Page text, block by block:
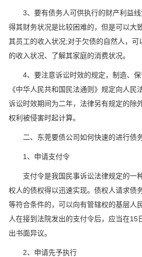
3、要有债务人可供执行的财产利益线
得其财务状况是比较困难的，但是可以大
其员工的收入状况;对于欠债的自然人，可
的收入状况、了解其家庭的消费状况。
4、要注意诉讼时效的规定，制造、保
《中华人民共和国民法通则》规定向人民
诉讼时效期间为二年，法律另有规定的除
权利被侵害时起计算。
二、东莞要债公司如何快速的进行债
1、申请支付令
支付令是我国民事诉讼法律规定的一
权人的债权得以迅速实现。债权人请求债
等符合条件的，可以向有管辖权的基层人
人在接到法院发出的支付令后，应当在15
出书面异议。
2、申请先予执行